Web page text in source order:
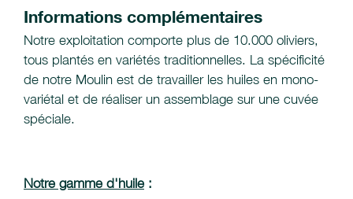
Informations complémentaires
Notre exploitation comporte plus de 10.000 oliviers,
tous plantés en variétés traditionnelles. La spécificité
de notre Moulin est de travailler les huiles en mono-
variétal et de réaliser un assemblage sur une cuvée
spéciale.
Notre gamme d'huile :